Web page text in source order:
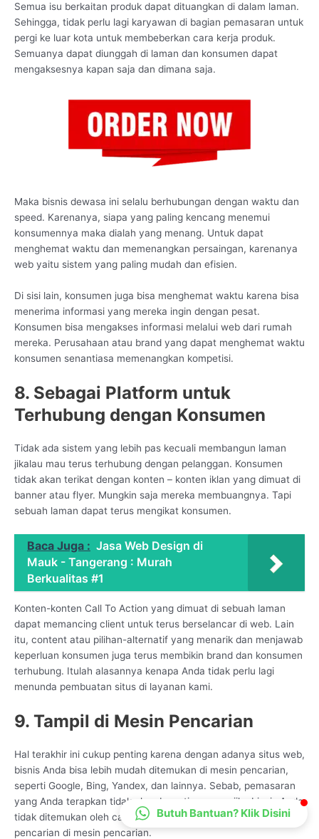
Semua isu berkaitan produk dapat dituangkan di dalam laman.
Sehingga, tidak perlu lagi karyawan di bagian pemasaran untuk
pergi ke luar kota untuk membeberkan cara kerja produk.
Semuanya dapat diunggah di laman dan konsumen dapat
mengaksesnya kapan saja dan dimana saja.
Maka bisnis dewasa ini selalu berhubungan dengan waktu dan
speed. Karenanya, siapa yang paling kencang menemui
konsumennya maka dialah yang menang. Untuk dapat
menghemat waktu dan memenangkan persaingan, karenanya
web yaitu sistem yang paling mudah dan efisien.
Di sisi lain, konsumen juga bisa menghemat waktu karena bisa
menerima informasi yang mereka ingin dengan pesat.
Konsumen bisa mengakses informasi melalui web dari rumah
mereka. Perusahaan atau brand yang dapat menghemat waktu
konsumen senantiasa memenangkan kompetisi.
8. Sebagai Platform untuk
Terhubung dengan Konsumen
Tidak ada sistem yang lebih pas kecuali membangun laman
jikalau mau terus terhubung dengan pelanggan. Konsumen
tidak akan terikat dengan konten – konten iklan yang dimuat di
banner atau flyer. Mungkin saja mereka membuangnya. Tapi
sebuah laman dapat terus mengikat konsumen.
Baca Juga : Jasa Web Design di
Mauk - Tangerang : Murah
Berkualitas #1
Konten-konten Call To Action yang dimuat di sebuah laman
dapat memancing client untuk terus berselancar di web. Lain
itu, content atau pilihan-alternatif yang menarik dan menjawab
keperluan konsumen juga terus membikin brand dan konsumen
terhubung. Itulah alasannya kenapa Anda tidak perlu lagi
menunda pembuatan situs di layanan kami.
9. Tampil di Mesin Pencarian
Hal terakhir ini cukup penting karena dengan adanya situs web,
bisnis Anda bisa lebih mudah ditemukan di mesin pencarian,
seperti Google, Bing, Yandex, dan lainnya. Sebab, pemasaran
yang Anda terapkan tidak akan berarti apa-apa jika bisnis Anda
tidak ditemukan oleh calon konsumen saat mereka melakukan
pencarian di mesin pencarian.
CS Lenteraweb
Online
Butuh Bantuan? Klik Disini